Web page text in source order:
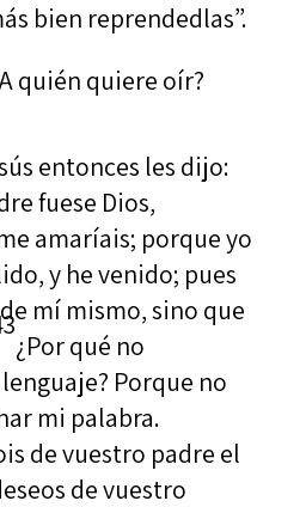
bien reprendedlas”.
quién quiere oír?
entonces les dijo:
fuese Dios,
amaríais; porque yo
y he venido; pues
mí mismo, sino que
¿Por qué no
Porque no
mi palabra.
de vuestro padre el
de vuestro